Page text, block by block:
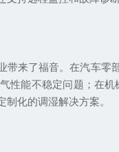
带来了福音。在汽车
性能不稳定问题；在
化的调湿解决方案。